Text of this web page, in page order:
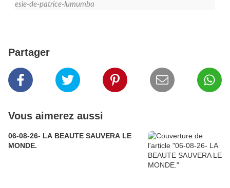
esie-de-patrice-lumumba
Partager
Vous aimerez aussi
06-08-26- LA BEAUTE SAUVERA LE
MONDE.